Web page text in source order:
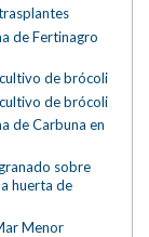
de Fertinagro
de brócoli
de brócoli
de Carbuna en
sobre
huerta de
Menor